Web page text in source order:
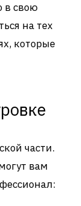
в свою
на тех
которые
части.
вам